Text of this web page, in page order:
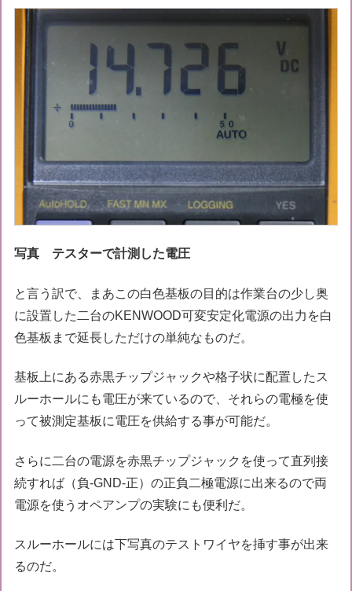
写真 テスターで計測した電圧
と言う訳で、まあこの白色基板の目的は作業台の少し奥
に設置した二台のKENWOOD可変安定化電源の出力を白
色基板まで延長しただけの単純なものだ。
基板上にある赤黒チップジャックや格子状に配置したス
ルーホールにも電圧が来ているので、それらの電極を使
って被測定基板に電圧を供給する事が可能だ。
さらに二台の電源を赤黒チップジャックを使って直列接
続すれば（負-GND-正）の正負二極電源に出来るので両
電源を使うオペアンプの実験にも便利だ。
スルーホールには下写真のテストワイヤを挿す事が出来
るのだ。